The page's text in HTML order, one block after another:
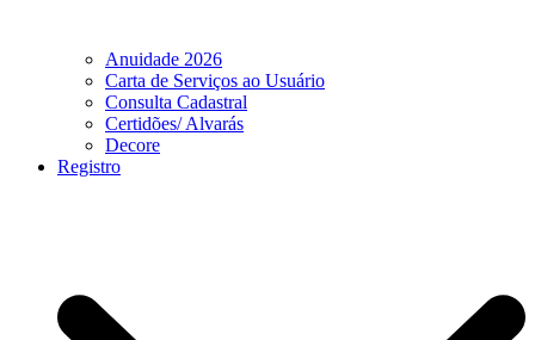
Anuidade 2026
Carta de Serviços ao Usuário
Consulta Cadastral
Certidões/ Alvarás
Decore
Registro